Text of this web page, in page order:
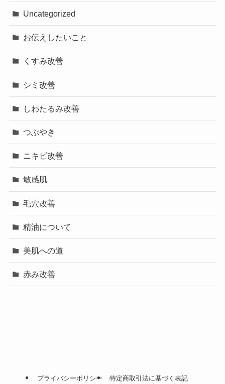
Uncategorized
お伝えしたいこと
くすみ改善
シミ改善
しわたるみ改善
つぶやき
ニキビ改善
敏感肌
毛穴改善
精油について
美肌への道
赤み改善
プライバシーポリシー 特定商取引法に基づく表記